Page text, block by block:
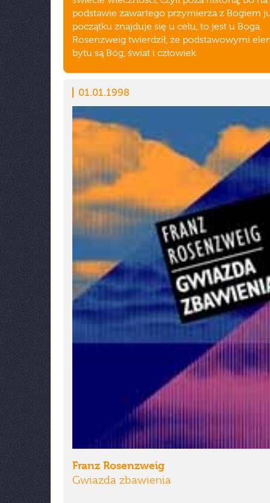
podstawie zawartego przymierza z Bogiem
początku znajduje się u celu, to jest u Boga.
Rosenzweig twierdził, że podstawowymi
bytu są Bóg, świat i człowiek.
01.01.1998
Franz Rosenzweig
Gwiazda zbawienia